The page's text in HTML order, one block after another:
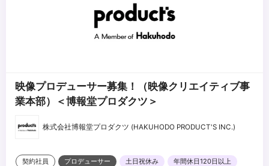
・「これだけは誰にも負けない！」と⾔える知識や想いがある⽅
映像プロデューサー募集！（映像クリエイティブ事
業本部）＜博報堂プロダクツ＞
株式会社博報堂プロダクツ (HAKUHODO PRODUCT'S INC.)
契約社員 プロデューサー 土日祝休み 年間休日120日以上